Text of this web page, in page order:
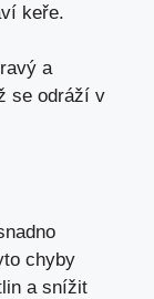
keře.
a
se odráží v
chyby
a snížit